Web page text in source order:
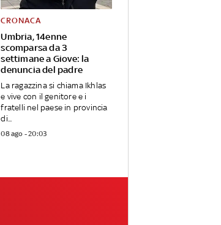
Umbria, 14enne
scomparsa da 3
settimane a Giove: la
denuncia del padre
CRONACA
La ragazzina si chiama Ikhlas
e vive con il genitore e i
fratelli nel paese in provincia
di...
08 ago - 20:03